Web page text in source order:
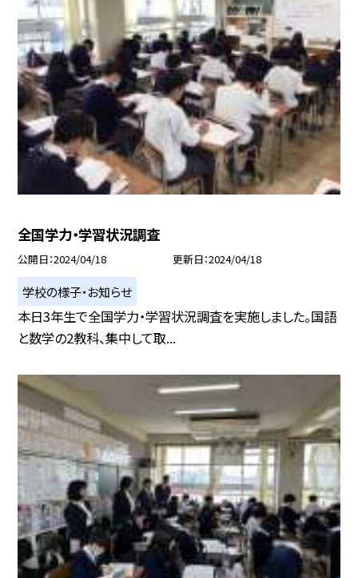
全国学力・学習状況調査
公開日 2024/04/18 更新日 2024/04/18
学校の様子・お知らせ
本日3年生で全国学力・学習状況調査を実施しました。国語
と数学の2教科、集中して取...